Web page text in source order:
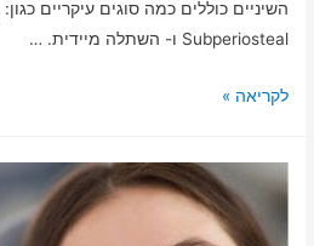
Subperiosteal ו- השתלה מיידית. …
לקריאה »